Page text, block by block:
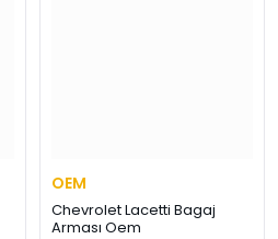
OEM
Chevrolet Lacetti Bagaj
Arması Oem